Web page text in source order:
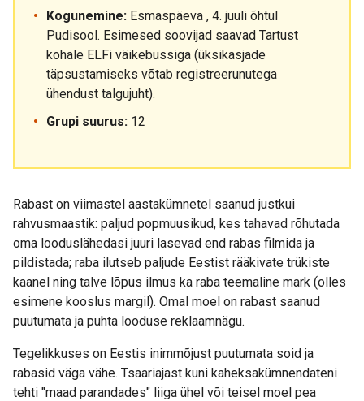
Kogunemine: Esmaspäeva , 4. juuli õhtul
Pudisool. Esimesed soovijad saavad Tartust
kohale ELFi väikebussiga (üksikasjade
täpsustamiseks võtab registreerunutega
ühendust talgujuht).
Grupi suurus: 12
Rabast on viimastel aastakümnetel saanud justkui
rahvusmaastik: paljud popmuusikud, kes tahavad rõhutada
oma looduslähedasi juuri lasevad end rabas filmida ja
pildistada; raba ilutseb paljude Eestist rääkivate trükiste
kaanel ning talve lõpus ilmus ka raba teemaline mark (olles
esimene kooslus margil). Omal moel on rabast saanud
puutumata ja puhta looduse reklaamnägu.
Tegelikkuses on Eestis inimmõjust puutumata soid ja
rabasid väga vähe. Tsaariajast kuni kaheksakümnendateni
tehti "maad parandades" liiga ühel või teisel moel pea